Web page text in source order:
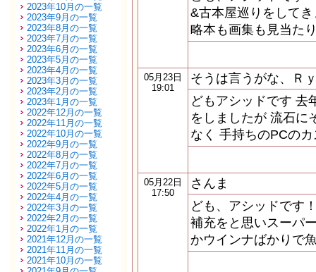
2023年10月の一覧
2023年9月の一覧
2023年8月の一覧
2023年7月の一覧
2023年6月の一覧
2023年5月の一覧
2023年4月の一覧
2023年3月の一覧
2023年2月の一覧
2023年1月の一覧
2022年12月の一覧
2022年11月の一覧
2022年10月の一覧
2022年9月の一覧
2022年8月の一覧
2022年7月の一覧
2022年6月の一覧
2022年5月の一覧
2022年4月の一覧
2022年3月の一覧
2022年2月の一覧
2022年1月の一覧
2021年12月の一覧
2021年11月の一覧
2021年10月の一覧
&古本屋巡りをして
略本も画集も見当た
05月23日
19:01
そうは言うがな、Ｒ
どもアシッドです 去
をしましたが 流石に
なく 手持ちのPCの
05月22日
17:50
さんま
ども、アシッドです
補充をと思いスーパ
かウインナばかりで